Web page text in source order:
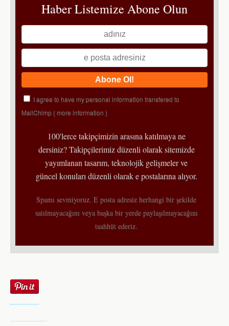
Haber Listemize Abone Olun
I agree to have my personal information transfered to
MailChimp ( more information )
100'lerce takipçimizin arasına katılmaya ne
dersiniz? Takipçilerimiz düzenli olarak sitemizde
yayımlanan tasarım, teknolojik gelişmeler ve
güncel konuları düzenli olarak e postalarına alıyor.
Spamı sevmiyoruz. E posta adresiz herhangi bir şekilde
satılmayacağını veya başka bir yerde paylaşılmayacağını
taahhüt ederiz.